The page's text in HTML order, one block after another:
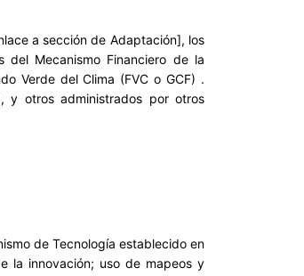
a sección de Adaptación], los
del Mecanismo Financiero de la
Verde del Clima (FVC o GCF) .
y otros administrados por otros
de Tecnología establecido en
la innovación; uso de mapeos y